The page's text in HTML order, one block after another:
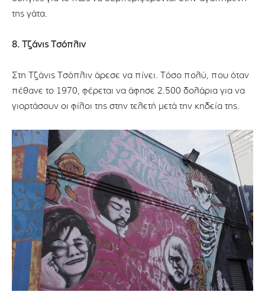
της γάτα.
8. Τζάνις Τσόπλιν
Στη Τζάνις Τσόπλιν άρεσε να πίνει. Τόσο πολύ, που όταν
πέθανε το 1970, φέρεται να άφησε 2.500 δολάρια για να
γιορτάσουν οι φίλοι της στην τελετή μετά την κηδεία της.